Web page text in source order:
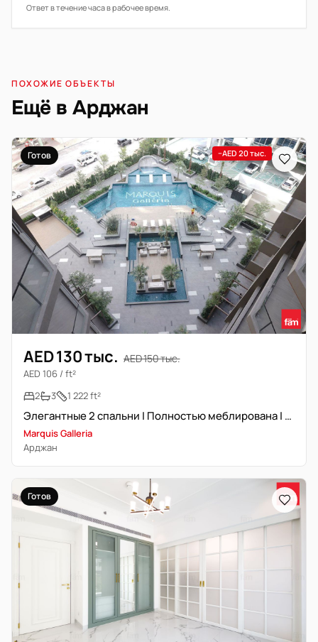
Ответ в течение часа в рабочее время.
ПОХОЖИЕ ОБЪЕКТЫ
Ещё в Арджан
Готов −AED 20 тыс.
AED 130 тыс. AED 150 тыс.
AED 106 / ft²
2
3 1 222 ft²
Элегантные 2 спальни | Полностью меблирована | Готово к заселению
Marquis Galleria
Арджан
Готов